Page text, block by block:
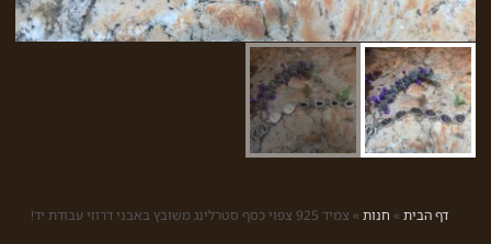
דף הבית » חנות » צמיד 925 צפוי כסף סטרלינג משובץ באבני דרוזי עבודת יד!